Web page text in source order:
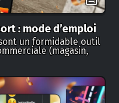
: mode d’emploi
un formidable outil
(magasin,